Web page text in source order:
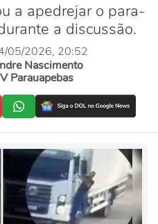
a apedrejar o para-
a discussão.
05/2026, 20:52
Nascimento
Parauapebas